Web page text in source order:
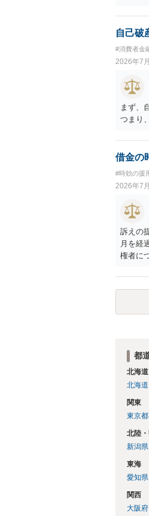
自己破
#消費者金
2026年7
まず、
つまり
借金の
#時効の援
2026年7
訴えの
月を経
権者に
い日で
れば一
都
北海
北海道
関東
東京都
北陸
新潟県
東海
愛知県
関西
大阪府